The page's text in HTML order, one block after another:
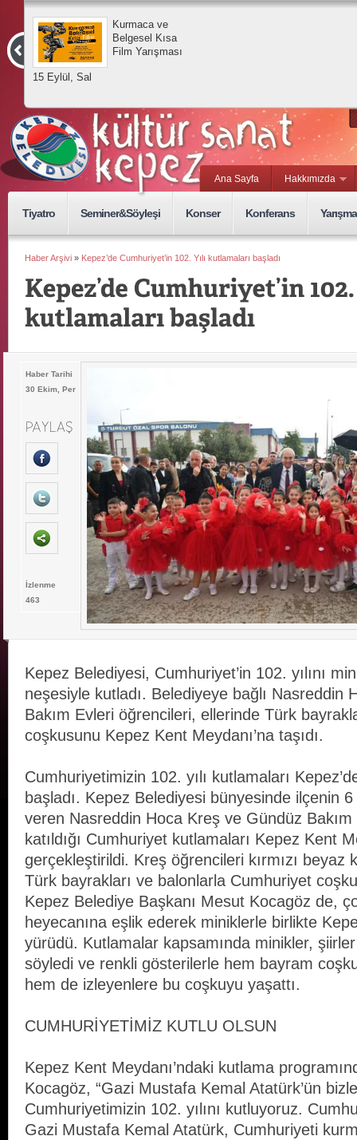
15 Eylül, Sal
Kurmaca ve
Belgesel Kısa
Film Yarışması
Ana Sayfa Hakkımızda
Tiyatro Seminer&Söyleşi Konser Konferans Yarışma
Haber Arşivi » Kepez’de Cumhuriyet’in 102. Yılı kutlamaları başladı
Haber Tarihi
30 Ekim, Per
İzlenme
463
Kepez Belediyesi, Cumhuriyet’in 102. yılını
neşesiyle kutladı. Belediyeye bağlı Nasreddin
Bakım Evleri öğrencileri, ellerinde Türk
coşkusunu Kepez Kent Meydanı’na taşıdı.
Cumhuriyetimizin 102. yılı kutlamaları
başladı. Kepez Belediyesi bünyesinde ilçenin
veren Nasreddin Hoca Kreş ve Gündüz
katıldığı Cumhuriyet kutlamaları Kepez Kent
gerçekleştirildi. Kreş öğrencileri kırmızı beyaz
Türk bayrakları ve balonlarla Cumhuriyet
Kepez Belediye Başkanı Mesut Kocagöz de,
heyecanına eşlik ederek miniklerle birlikte
yürüdü. Kutlamalar kapsamında minikler,
söyledi ve renkli gösterilerle hem bayram
hem de izleyenlere bu coşkuyu yaşattı.
CUMHURİYETİMİZ KUTLU OLSUN
Kepez Kent Meydanı’ndaki kutlama
Kocagöz, “Gazi Mustafa Kemal Atatürk’ün
Cumhuriyetimizin 102. yılını kutluyoruz.
Gazi Mustafa Kemal Atatürk, Cumhuriyeti